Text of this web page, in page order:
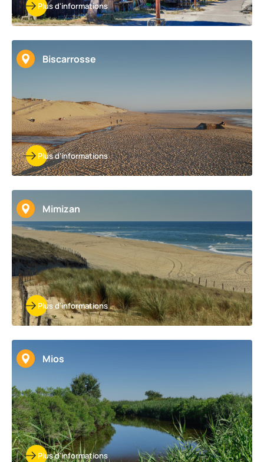
Plus d'informations
Biscarrosse
Plus d'informations
Mimizan
Plus d'informations
Mios
Plus d'informations